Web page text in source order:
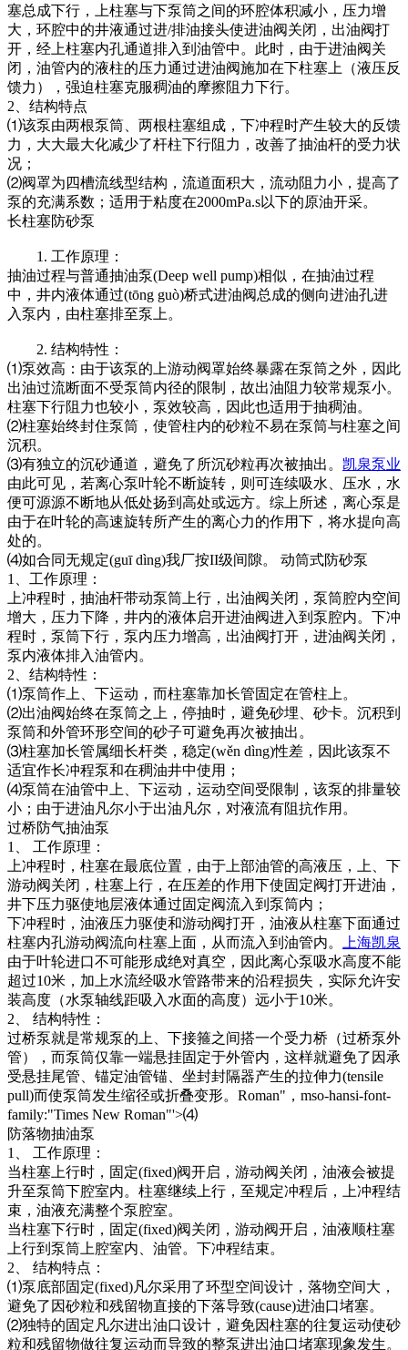
塞总成下行，上柱塞与下泵筒之间的环腔体积减小，压力增
大，环腔中的井液通过进/排油接头使进油阀关闭，出油阀打
开，经上柱塞内孔通道排入到油管中。此时，由于进油阀关
闭，油管内的液柱的压力通过进油阀施加在下柱塞上（液压反
馈力），强迫柱塞克服稠油的摩擦阻力下行。
2、结构特点
⑴该泵由两根泵筒、两根柱塞组成，下冲程时产生较大的反馈
力，大大最大化减少了杆柱下行阻力，改善了抽油杆的受力状
况；
⑵阀罩为四槽流线型结构，流道面积大，流动阻力小，提高了
泵的充满系数；适用于粘度在2000mPa.s以下的原油开采。
长柱塞防砂泵
1. 工作原理：
抽油过程与普通抽油泵(Deep well pump)相似，在抽油过程
中，井内液体通过(tōng guò)桥式进油阀总成的侧向进油孔进
入泵内，由柱塞排至泵上。
2. 结构特性：
⑴泵效高：由于该泵的上游动阀罩始终暴露在泵筒之外，因此
出油过流断面不受泵筒内径的限制，故出油阻力较常规泵小。
柱塞下行阻力也较小，泵效较高，因此也适用于抽稠油。
⑵柱塞始终封住泵筒，使管柱内的砂粒不易在泵筒与柱塞之间
沉积。
⑶有独立的沉砂通道，避免了所沉砂粒再次被抽出。 凯泉泵业
由此可见，若离心泵叶轮不断旋转，则可连续吸水、压水，水
便可源源不断地从低处扬到高处或远方。综上所述，离心泵是
由于在叶轮的高速旋转所产生的离心力的作用下，将水提向高
处的。
⑷如合同无规定(guī dìng)我厂按II级间隙。 动筒式防砂泵
1、工作原理：
上冲程时，抽油杆带动泵筒上行，出油阀关闭，泵筒腔内空间
增大，压力下降，井内的液体启开进油阀进入到泵腔内。下冲
程时，泵筒下行，泵内压力增高，出油阀打开，进油阀关闭，
泵内液体排入油管内。
2、结构特性：
⑴泵筒作上、下运动，而柱塞靠加长管固定在管柱上。
⑵出油阀始终在泵筒之上，停抽时，避免砂埋、砂卡。沉积到
泵筒和外管环形空间的砂子可避免再次被抽出。
⑶柱塞加长管属细长杆类，稳定(wěn dìng)性差，因此该泵不
适宜作长冲程泵和在稠油井中使用；
⑷泵筒在油管中上、下运动，运动空间受限制，该泵的排量较
小；由于进油凡尔小于出油凡尔，对液流有阻抗作用。
过桥防气抽油泵
1、 工作原理：
上冲程时，柱塞在最底位置，由于上部油管的高液压，上、下
游动阀关闭，柱塞上行，在压差的作用下使固定阀打开进油，
井下压力驱使地层液体通过固定阀流入到泵筒内；
下冲程时，油液压力驱使和游动阀打开，油液从柱塞下面通过
柱塞内孔游动阀流向柱塞上面，从而流入到油管内。
上海凯泉
由于叶轮进口不可能形成绝对真空，因此离心泵吸水高度不能
超过10米，加上水流经吸水管路带来的沿程损失，实际允许安
装高度（水泵轴线距吸入水面的高度）远小于10米。
2、 结构特性：
过桥泵就是常规泵的上、下接箍之间搭一个受力桥（过桥泵外
管），而泵筒仅靠一端悬挂固定于外管内，这样就避免了因承
受悬挂尾管、锚定油管锚、坐封封隔器产生的拉伸力(tensile
pull)而使泵筒发生缩径或折叠变形。Roman"，mso-hansi-font-
family:"Times New Roman"'>⑷
防落物抽油泵
1、 工作原理：
当柱塞上行时，固定(fixed)阀开启，游动阀关闭，油液会被提
升至泵筒下腔室内。柱塞继续上行，至规定冲程后，上冲程结
束，油液充满整个泵腔室。
当柱塞下行时，固定(fixed)阀关闭，游动阀开启，油液顺柱塞
上行到泵筒上腔室内、油管。下冲程结束。
2、 结构特点：
⑴泵底部固定(fixed)凡尔采用了环型空间设计，落物空间大，
避免了因砂粒和残留物直接的下落导致(cause)进油口堵塞。
⑵独特的固定凡尔进出油口设计，避免因柱塞的往复运动使砂
粒和残留物做往复运动而导致的整泵进出油口堵塞现象发生。